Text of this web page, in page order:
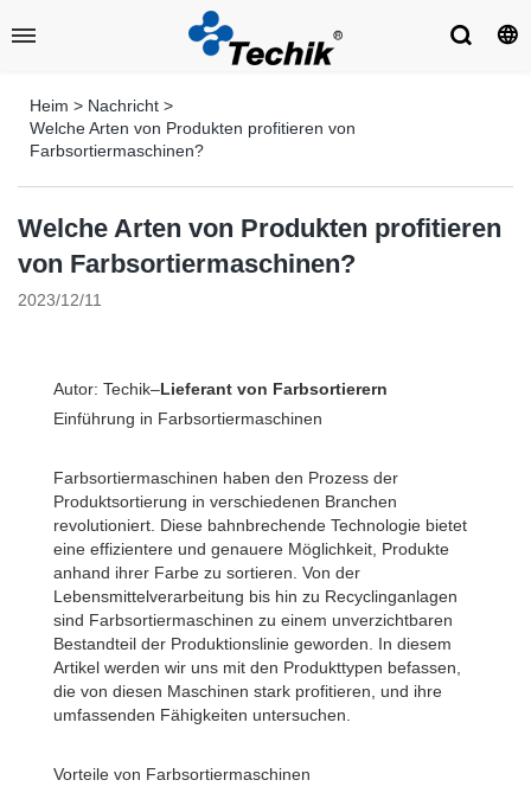
Heim > Nachricht >
Welche Arten von Produkten profitieren von
Farbsortiermaschinen?
Welche Arten von Produkten profitieren
von Farbsortiermaschinen?
2023/12/11
Autor: Techik–Lieferant von Farbsortierern
Einführung in Farbsortiermaschinen
Farbsortiermaschinen haben den Prozess der
Produktsortierung in verschiedenen Branchen
revolutioniert. Diese bahnbrechende Technologie bietet
eine effizientere und genauere Möglichkeit, Produkte
anhand ihrer Farbe zu sortieren. Von der
Lebensmittelverarbeitung bis hin zu Recyclinganlagen
sind Farbsortiermaschinen zu einem unverzichtbaren
Bestandteil der Produktionslinie geworden. In diesem
Artikel werden wir uns mit den Produkttypen befassen,
die von diesen Maschinen stark profitieren, und ihre
umfassenden Fähigkeiten untersuchen.
Vorteile von Farbsortiermaschinen